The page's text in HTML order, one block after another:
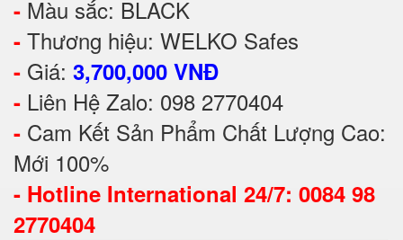
- Màu sắc: BLACK
- Thương hiệu: WELKO Safes
- Giá: 3,700,000 VNĐ
- Liên Hệ Zalo: 098 2770404
- Cam Kết Sản Phẩm Chất Lượng Cao:
Mới 100%
- Hotline International 24/7: 0084 98
2770404